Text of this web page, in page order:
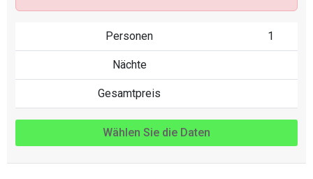
Personen 1
Nächte
Gesamtpreis
Wählen Sie die Daten